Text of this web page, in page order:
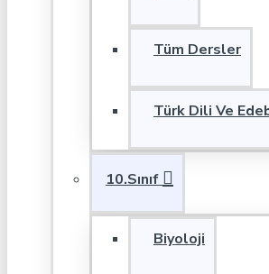
Tüm Dersler
Türk Dili Ve
10.Sınıf
Biyoloji